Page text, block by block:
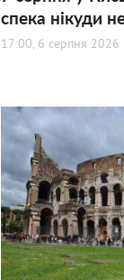
спека нікуди
17:00, 6 серпня 2026